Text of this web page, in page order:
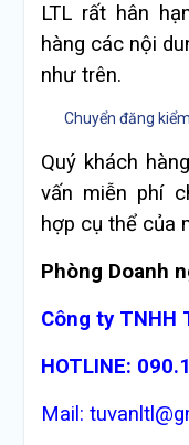
LTL rất hân
hàng các nội
như trên.
Chuyển đăng
Quý khách
vấn miễn phí
hợp cụ thể của
Phòng Doanh
Công ty TNHH
HOTLINE:
Mail: